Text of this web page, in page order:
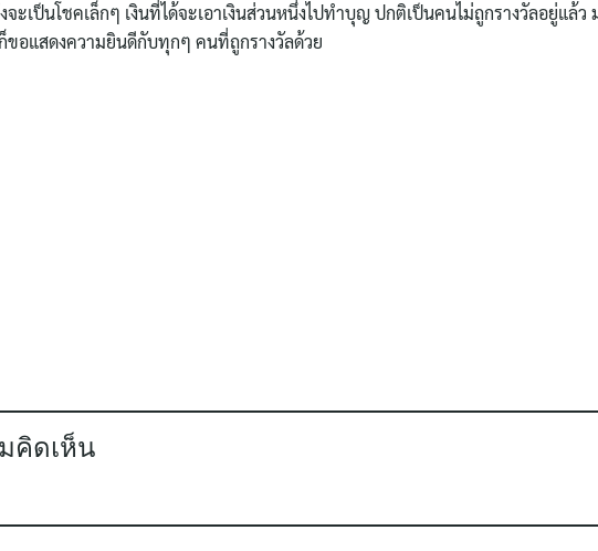
ะเป็นโชคเล็กๆ เงินที่ได้จะเอาเงินส่วนหนึ่งไปทำบุญ ปกติเป็นคนไม่ถูกรางวัลอยู่แล้ว
ขอแสดงความยินดีกับทุกๆ คนที่ถูกรางวัลด้วย
คิดเห็น